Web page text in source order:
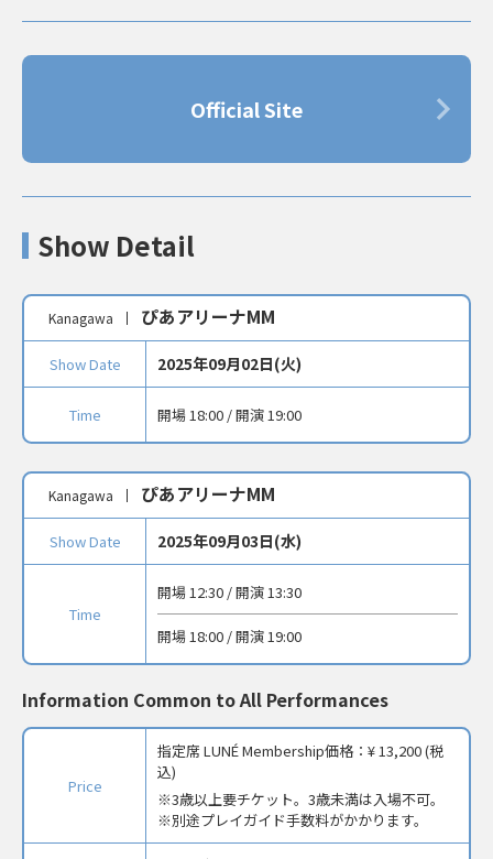
Official Site
Show Detail
Kanagawa ぴあアリーナMM
Show Date 2025年09月02日(火)
Time 開場 18:00 / 開演 19:00
Kanagawa ぴあアリーナMM
Show Date 2025年09月03日(水)
Time
開場 12:30 / 開演 13:30
開場 18:00 / 開演 19:00
Information Common to All Performances
Price
指定席 LUNÉ Membership価格： ¥ 13,200 (税
込)
3歳以上要チケット。3歳未満は入場不可。
※別途プレイガイド手数料がかかります。